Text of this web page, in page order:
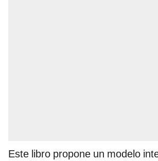
Este libro propone un modelo